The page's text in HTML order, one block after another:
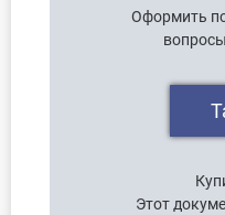
Оформить
Этот